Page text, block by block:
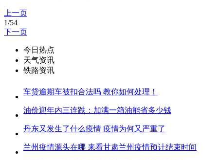
上一页
1/54
下一页
今日热点
天气资讯
铁路资讯
车贷逾期车被扣合法吗 教你如何处理！
油价迎年内三连跌：加满一箱油能省多少钱
丹东又发生了什么疫情 疫情为何又严重了
兰州疫情源头在哪 来看甘肃兰州疫情预计结束时间